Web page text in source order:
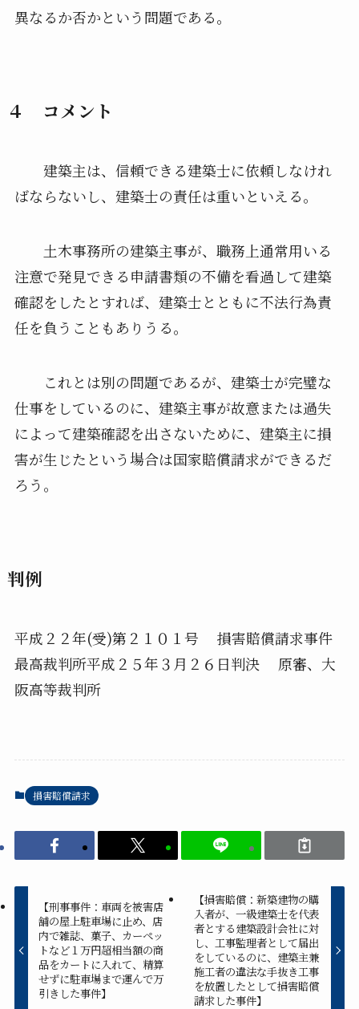
異なるか否かという問題である。
４ コメント
建築主は、信頼できる建築士に依頼しなけれ
ばならないし、建築士の責任は重いといえる。
土木事務所の建築主事が、職務上通常用いる
注意で発見できる申請書類の不備を看過して建築
確認をしたとすれば、建築士とともに不法行為責
任を負うこともありうる。
これとは別の問題であるが、建築士が完璧な
仕事をしているのに、建築主事が故意または過失
によって建築確認を出さないために、建築主に損
害が生じたという場合は国家賠償請求ができるだ
ろう。
判例
平成２２年(受)第２１０１号 損害賠償請求事件
最高裁判所平成２５年３月２６日判決 原審、大
阪高等裁判所
損害賠償請求
【刑事事件：車両を被害店
舗の屋上駐車場に止め、店
内で雑誌、菓子、カーペッ
トなど１万円超相当額の商
品をカートに入れて、精算
せずに駐車場まで運んで万
引きした事件】
【損害賠償：新築建物の購
入者が、一級建築士を代表
者とする建築設計会社に対
し、工事監理者として届出
をしているのに、建築主兼
施工者の違法な手抜き工事
を放置したとして損害賠償
請求した事件】